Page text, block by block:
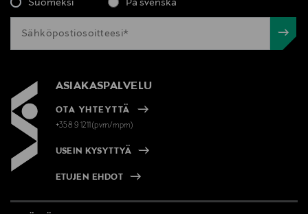
Suomeksi På svenska
ASIAKASPALVELU
OTA YHTEYTTÄ
+358 9 1211(pvm/mpm)
USEIN KYSYTTYÄ
ETUJEN EHDOT